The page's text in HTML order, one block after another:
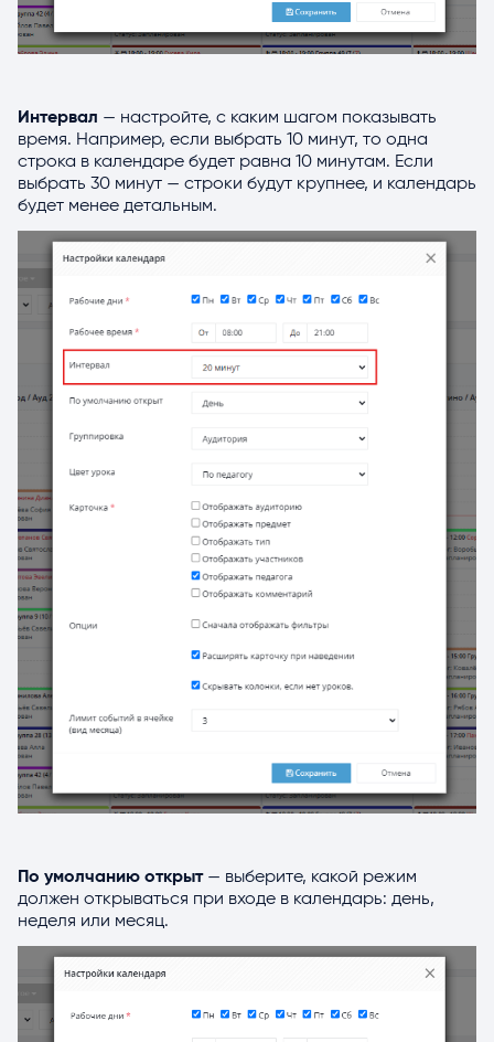
Интервал — настройте, с каким шагом показывать
время. Например, если выбрать 10 минут, то одна
строка в календаре будет равна 10 минутам. Если
выбрать 30 минут — строки будут крупнее, и календарь
будет менее детальным.
По умолчанию открыт— выберите, какой режим
должен открываться при входе в календарь: день,
неделя или месяц.